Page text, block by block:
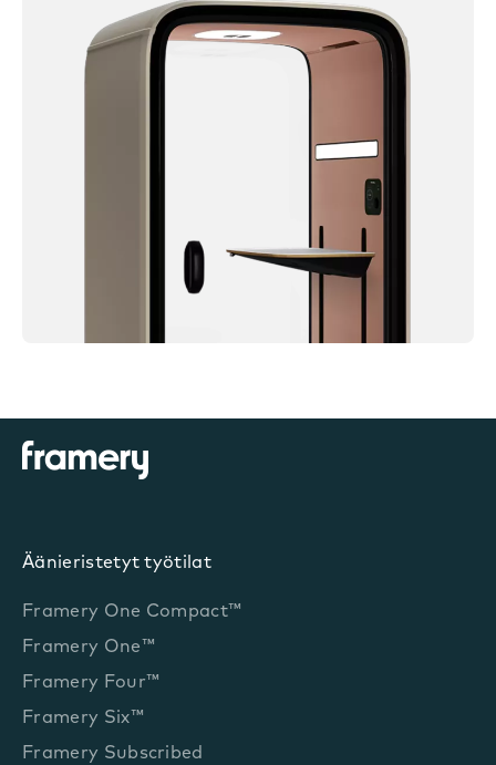
Äänieristetyt työtilat
Framery One Compact™
Framery One™
Framery Four™
Framery Six™
Framery Subscribed